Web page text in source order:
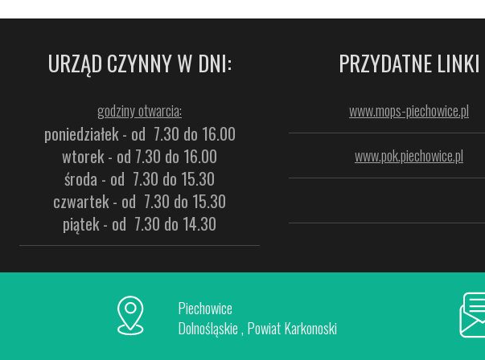
URZĄD CZYNNY W DNI:
godziny otwarcia:
poniedziałek - od 7.30 do 16.00
wtorek - od 7.30 do 16.00
środa - od 7.30 do 15.30
czwartek - od 7.30 do 15.30
piątek - od 7.30 do 14.30
PRZYDATNE LINKI
www.mops-piechowice.pl
www.pok.piechowice.pl
Piechowice
Dolnośląskie , Powiat Karkonoski